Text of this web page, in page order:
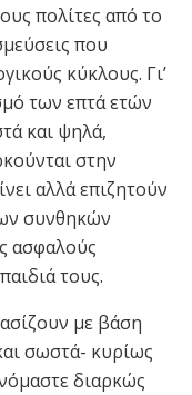
πολίτες από το
που
κύκλους. Γι’
των επτά ετών
και ψηλά,
στην
αλλά επιζητούν
συνθηκών
ασφαλούς
τους.
με βάση
σωστά- κυρίως
διαρκώς